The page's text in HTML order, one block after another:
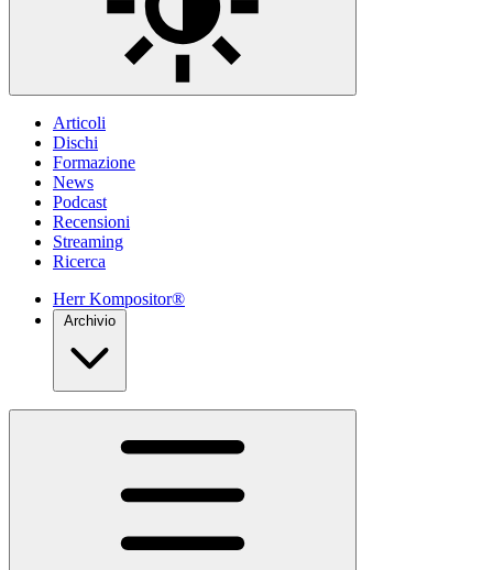
Articoli
Dischi
Formazione
News
Podcast
Recensioni
Streaming
Ricerca
Herr Kompositor®
Archivio